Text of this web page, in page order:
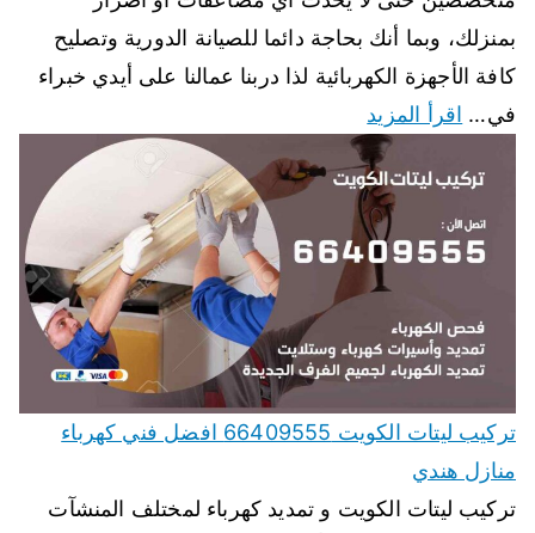
بمنزلك، وبما أنك بحاجة دائما للصيانة الدورية وتصليح
كافة الأجهزة الكهربائية لذا دربنا عمالنا على أيدي خبراء
في… اقرأ المزيد
تركيب ليتات الكويت 66409555 افضل فني كهرباء
منازل هندي
تركيب ليتات الكويت و تمديد كهرباء لمختلف المنشآت